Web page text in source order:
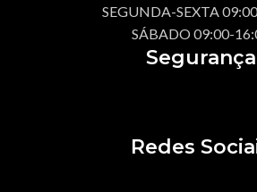
SEGUNDA-SEXTA
SÁBADO 09:00-
Segurança
Redes